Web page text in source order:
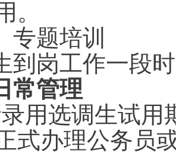
。
专题培训
到岗工作一段
常管理
用选调生试用
式办理公务员